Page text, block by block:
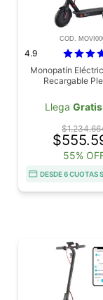
COD.
4.9
Monopatín
Recargable
Llega Gratis
55%
DESDE 6 CUOTAS